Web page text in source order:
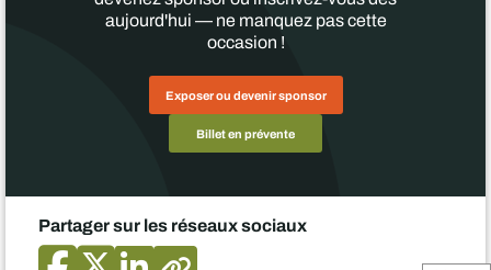
aujourd'hui — ne manquez pas cette
occasion !
Exposer ou devenir sponsor
Billet en prévente
Partager sur les réseaux sociaux